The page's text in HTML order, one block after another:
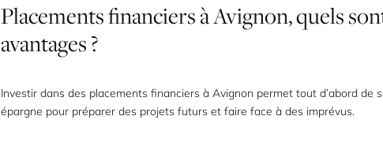
PlacementsfinanciersàAvignon,quels
avantages?
Investir dans des placements financiers à Avignon permet tout d’abord de
épargne pour préparer des projets futurs et faire face à des imprévus.